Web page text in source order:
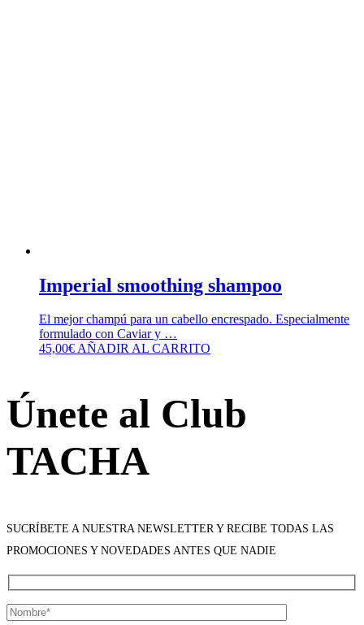
Imperial smoothing shampoo
El mejor champú para un cabello encrespado. Especialmente
formulado con Caviar y …
45,00€AÑADIR AL CARRITO
Únete al Club
TACHA
SUCRÍBETE A NUESTRA NEWSLETTER Y RECIBE TODAS LAS
PROMOCIONES Y NOVEDADES ANTES QUE NADIE